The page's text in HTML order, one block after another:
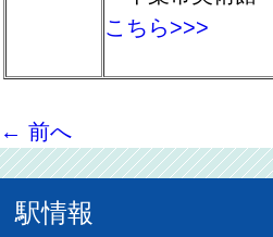
こちら>>>
← 前へ
駅情報